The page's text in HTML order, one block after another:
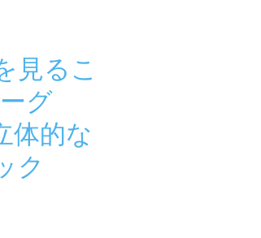
見るこ
グ
体的な
ク